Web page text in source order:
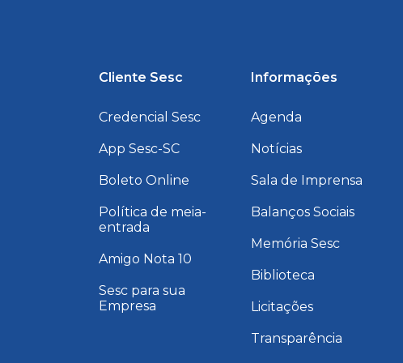
Cliente Sesc
Credencial Sesc
App Sesc-SC
Boleto Online
Política de meia-
entrada
Amigo Nota 10
Sesc para sua
Empresa
Informações
Agenda
Notícias
Sala de Imprensa
Balanços Sociais
Memória Sesc
Biblioteca
Licitações
Transparência